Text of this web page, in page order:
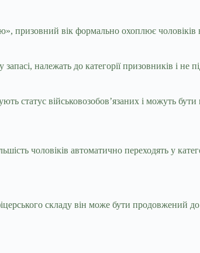
призовний вік формально охоплює
належать до категорії призовників і
статус військовозобов’язаних і можуть бути
чоловіків автоматично переходять у
складу він може бути продовжений